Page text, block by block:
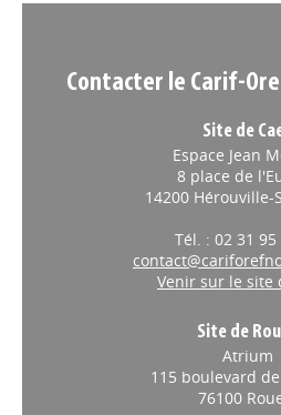
Contacter le Carif-
Site de
Espace Jean
8 place de
14200 Hérouville-
Tél. : 02 31 95
Venir sur le site
Site de
Atrium
115 boulevard
76100